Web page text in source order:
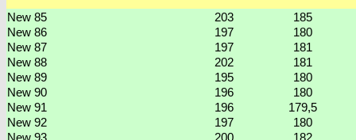
New 85 203
185
New 86
197
180
New 87
197
181
New 88
202
181
New 89
195
180
New 90
196
180
New 91
196
179,5
New 92
197
180